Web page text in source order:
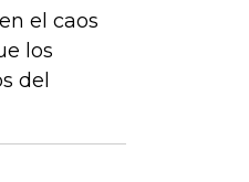
el caos
los
del